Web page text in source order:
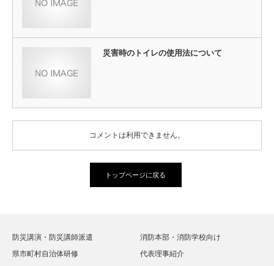
災害時のトイレの使用法について
コメントは利用できません。
トップページに戻る
防災講演・防災講師派遣
消防本部・消防学校向け
県市町村自治体研修
代表理事紹介